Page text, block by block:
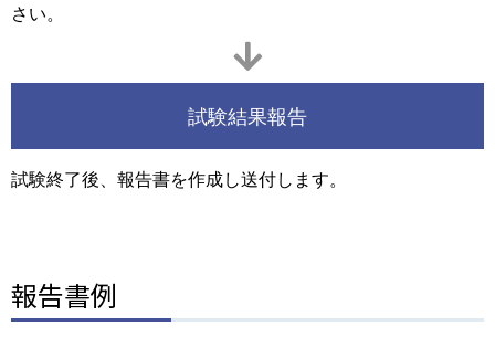
さい。
試験結果報告
試験終了後、報告書を作成し送付します。
報告書例